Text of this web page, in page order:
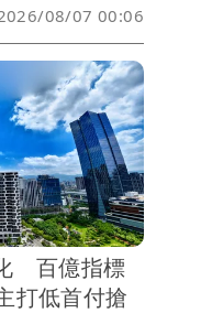
行銷手法，然而
，如何將預算
否具獨特性，產
要的建商品牌能
購屋依據。在高
」嵩豐建設，延
高雄就選在亞灣
，推出大樓成屋
路，單層4戶均
本住友制震，戶
材，購屋一次
08/07 00:06
百億指標
打低首付搶